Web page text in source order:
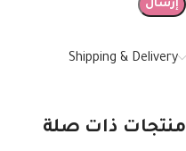
Shipping & Delivery
منتجات ذات صلة